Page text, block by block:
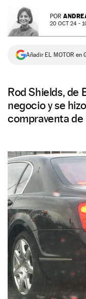
NEWSLETTER POR
20 OCT 24 -
Añadir EL MOTOR en
Rod Shields, de
negocio y se
compraventa de